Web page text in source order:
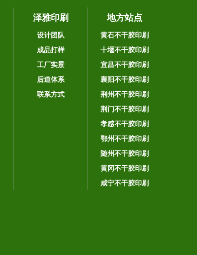
泽雅印刷
设计团队
成品打样
工厂实景
后道体系
联系方式
地方站点
黄石不干胶印刷
十堰不干胶印刷
宜昌不干胶印刷
襄阳不干胶印刷
荆州不干胶印刷
荆门不干胶印刷
孝感不干胶印刷
鄂州不干胶印刷
随州不干胶印刷
黄冈不干胶印刷
咸宁不干胶印刷